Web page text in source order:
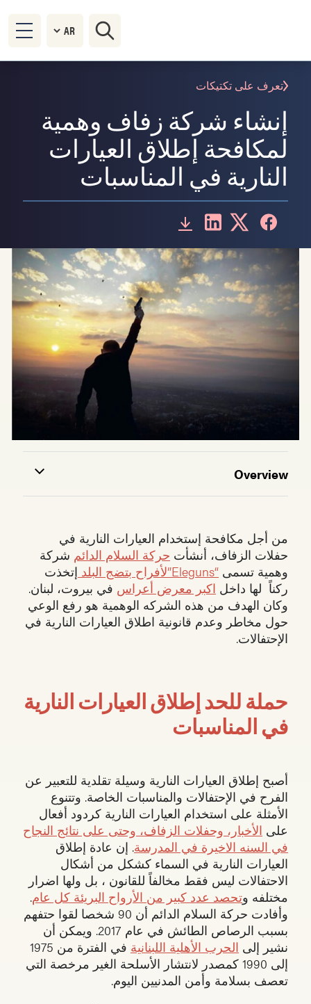
تعرف على تكتيكات
إنشاء شركة زفاف وهمية
لمكافحة إطلاق العيارات
النارية في المناسبات
Overview
من أجل مكافحة إستخدام العيارات النارية في
حفلات الزفاف، أنشأت حركة السلام الدائم شركة
وهمية تسمى “Eleguns”لأفراح بتضج البلد
إتخذت
ركناً لها داخل اكبر معرض أعراس في بيروت، لبنان.
وكان الهدف من هذه الشركه الوهمية هو رفع الوعي
حول مخاطر وعدم قانونية اطلاق العيارات النارية في
الإحتفالات.
حملة للحد إطلاق العيارات النارية
في المناسبات
أصبح إطلاق العيارات النارية وسيلة تقلدية للتعبير عن
الفرح في الإحتفالات والمناسبات الخاصة. وتتنوع
الأمثلة على استخدام العيارات النارية كردود أفعال
على الأخبار، وحفلات الزفاف، وحتى على نتائج النجاح
في السنه الاخيرة في المدرسة. إن عادة إطلاق
العيارات النارية في السماء كشكل من أشكال
الاحتفالات ليس فقط مخالفاً للقانون ، بل ولها اضرار
مختلفه وتحصد عدد كبير من الأرواح البريئة كل عام.
وأفادت حركة السلام الدائم أن 90 شخصا لقوا حتفهم
بسبب الرصاص الطائش في عام 2017. ويمكن أن
نشير إلى الحرب الأهلية اللبنانية
في الفترة من 1975
إلى 1990 كمصدر لانتشار الأسلحة الغير مرخصة التي
تعصف بسلامة وأمن المدنيين اليوم.